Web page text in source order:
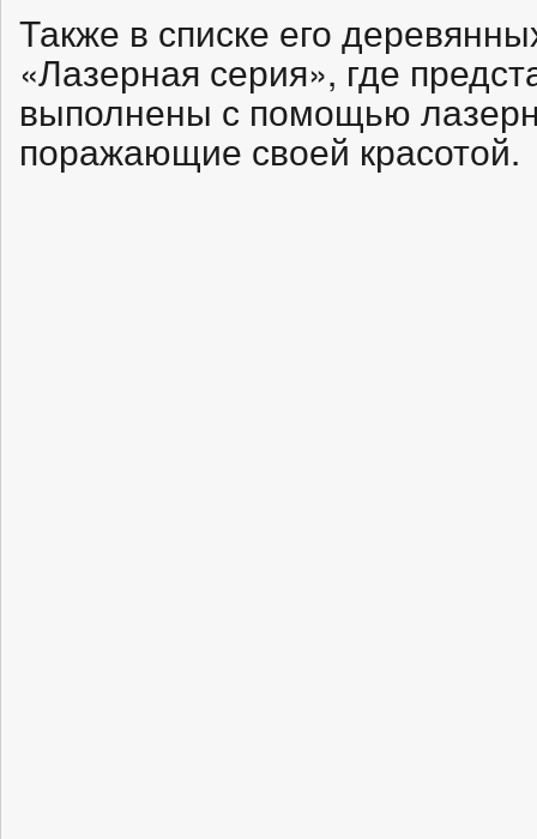
Также в списке его
«Лазерная серия», где
выполнены с помощью
поражающие своей красотой.